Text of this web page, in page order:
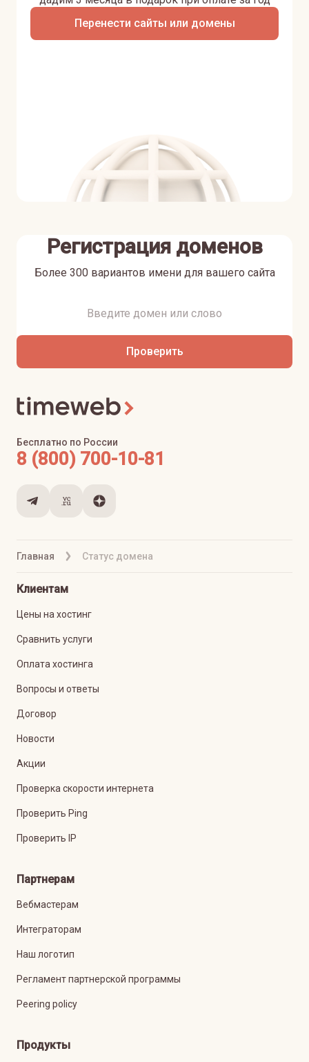
Перенести сайты или домены
Регистрация доменов
Более 300 вариантов имени для вашего сайта
Проверить
Главная Статус домена
Бесплатно по России
8 (800) 700-10-81
Клиентам
Цены на хостинг
Сравнить услуги
Оплата хостинга
Вопросы и ответы
Договор
Новости
Акции
Проверка скорости интернета
Проверить Ping
Проверить IP
Партнерам
Вебмастерам
Интеграторам
Наш логотип
Регламент партнерской программы
Peering policy
Продукты